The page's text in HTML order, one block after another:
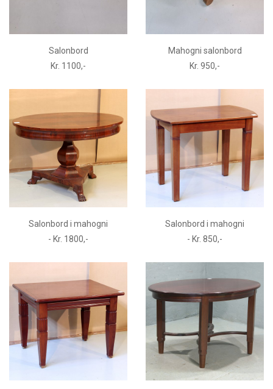
Salonbord
Kr. 1100,-
Mahogni salonbord
Kr. 950,-
Salonbord i mahogni
- Kr. 1800,-
Salonbord i mahogni
- Kr. 850,-